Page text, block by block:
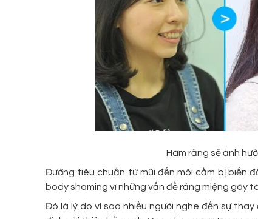
Hàm răng sẽ ảnh
Đường tiêu chuẩn từ mũi đến môi cằm bị biến
body shaming vì những vấn đề răng miệng gây
Đó là lý do vì sao nhiều người nghe đến sự